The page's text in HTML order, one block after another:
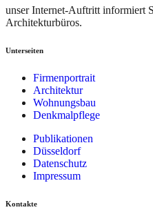
unser Internet-Auftritt informiert
Architekturbüros.
Unterseiten
Firmenportrait
Architektur
Wohnungsbau
Denkmalpflege
Publikationen
Düsseldorf
Datenschutz
Impressum
Kontakte